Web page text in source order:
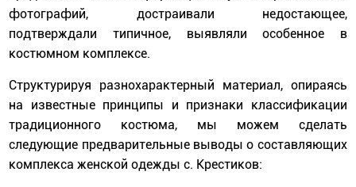
фотографий, достраивали недостающее,
подтверждали типичное, выявляли особенное в
костюмном комплексе.
Структурируя разнохарактерный материал, опираясь
на известные принципы и признаки классификации
традиционного костюма, мы можем сделать
следующие предварительные выводы о составляющих
комплекса женской одежды с. Крестиков: